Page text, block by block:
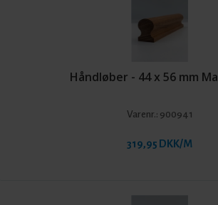
Håndløber - 44 x 56 mm
Varenr.: 900941
319,95 DKK/M